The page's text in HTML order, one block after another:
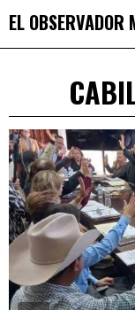
EL OBSERVADOR